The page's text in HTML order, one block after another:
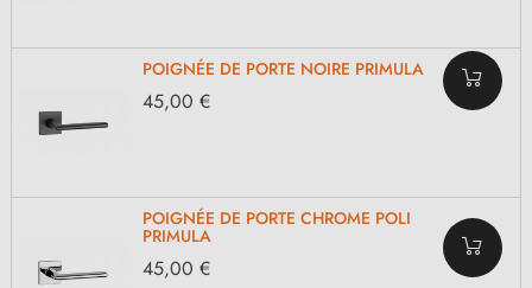
POIGNÉE DE PORTE NOIRE PRIMULA
45,00 €
POIGNÉE DE PORTE CHROME POLI
PRIMULA
45,00 €